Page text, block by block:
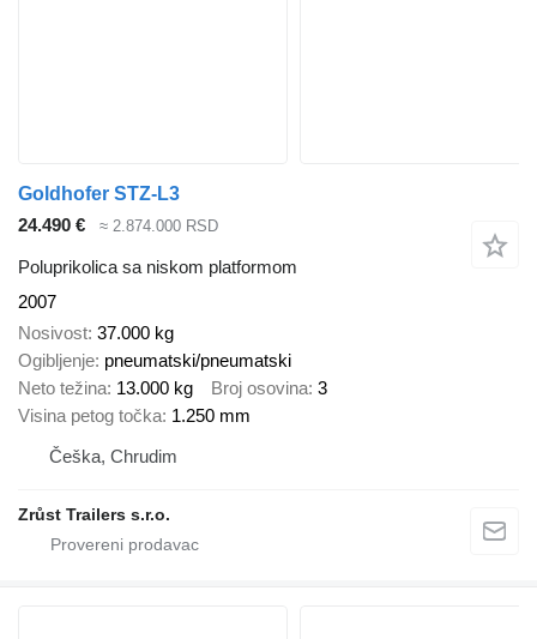
Goldhofer STZ-L3
24.490 €
≈ 2.874.000 RSD
Poluprikolica sa niskom platformom
2007
Nosivost 37.000 kg
Ogibljenje pneumatski/pneumatski
Neto težina 13.000 kg Broj osovina 3
Visina petog točka 1.250 mm
Češka, Chrudim
Zrůst Trailers s.r.o.